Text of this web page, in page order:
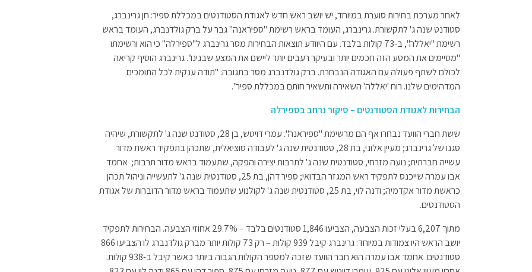
b
o
o
k
tt
er
ail
at
sA
p
p
לאחר מערכת בחירות סוערת במיוחד, יש יושב ראש חדש לאגודת הסטודנטים במכללת ספיר: חן גרינברג,
סטודנט שנה ג' לתקשורת. גרינברג, העומד בראש רשימת "ספיראנה" גבר על ברק גולדנברג, העומד בראש
רשימת "יאללה", ב-73 קולות בלבד. עם היוודע תוצאות הבחירות מסר גרינברג ל"ספירלה" כי הוא ורשימתו
"מסיימים את המסע הזה חכמים יותר ובעיקר רעבים יותר ליישם את המצע שבנינו". גרינברג הוסיף קריאה
לכולם לשתף פעולה עם האגודה הנבחרת. ברק גולדנברג מסר בתגובה: "תודה ענקית לכל התומכים
המדהימים שלנו. רוח 'יאללה' השאירה ותשאיר חותם במכללת ספיר".
הבחירות לאגודת הסטודנטים – סיקור נרחב בספירלה
ששת חברי הוועד נבחרו אף הם מרשימת "ספיראנה". עמרי דויטש, בן 28, סטודנט שנה ג' לתקשורת, שיהיה
סגנו של גרינברג; מעיין אלוני, בת 28, סטודנטית שנה ג' לעבודה סוציאלית, שתכהן בתפקיד ראשת מדור
עשייה חברתית; נועה מזרחי, סטודנטית שנה ג' לתרבות יצירה והפקה, שתעמוד בראש מדור תרבות; אחמד
אבו עמרה שייכנס לתפקיד ראש המגזר הבדואי; ספיר דהן, בת 25, סטודנטית שנה ג' לתעשייה וניהול תכהן
כראשת מדור אקדמיה; ודנה לוי, בת 25, סטודנטית שנה ג' לקולנוע שתעמוד בראש מדור הדוברות של אגודת
הסטודנטים.
מתוך 6,207 בעלי זכות הצבעה, הצביעו 1,846 סטודנטים בלבד – 29.7% אחוזי הצבעה. הבחירות לתפקיד
יושב הראש היו צמודות במיוחד: גרינברג קיבל 939 קולות – רק 73 קולות יותר מברק גולדנברג לו הצביעו 866
סטודנטים. אחמד אבו עמרה הוא חבר הוועד שזכה למספר הקולות הגבוה ביותר כאשר קיבל ב-938 קולות.